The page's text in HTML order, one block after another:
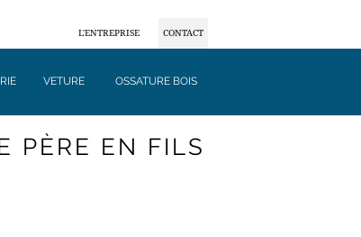
L'ENTREPRISE CONTACT
VETURE OSSATURE BOIS
PÈRE EN FILS